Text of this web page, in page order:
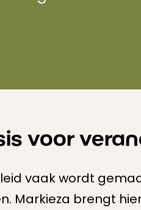
voor
vaak wordt
Markieza brengt